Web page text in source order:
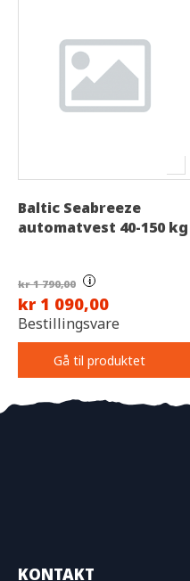
Baltic Seabreeze
automatvest 40-150 kg
kr 1 790,00 i
kr 1 090,00
Bestillingsvare
Gå til produktet
KONTAKT